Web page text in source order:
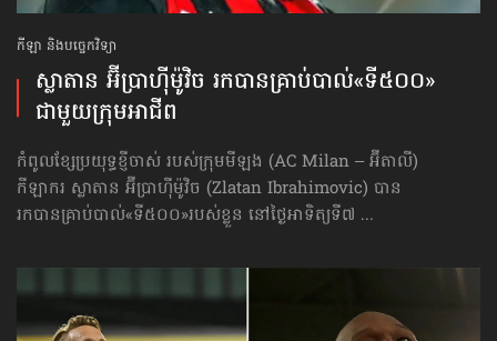
កីឡា និងបច្ចេកវិទ្យា
ស្លាតាន អ៊ីប្រាហ៊ីម៉ូវិច រកបានគ្រាប់បាល់​«ទី៥០០»​
ជាមួយក្រុមអាជីព
កំពូលខ្សែប្រយុទ្ធខ្ញីចាស់ របស់ក្រុមមីឡង (AC Milan – អ៊ីតាលី)
កីឡាករ ស្លាតាន អ៊ីប្រាហ៊ីម៉ូវិច (Zlatan Ibrahimovic) បាន
រកបាន​គ្រាប់បាល់​«ទី៥០០»​របស់ខ្លួន នៅថ្ងៃអាទិត្យទី៧ ...